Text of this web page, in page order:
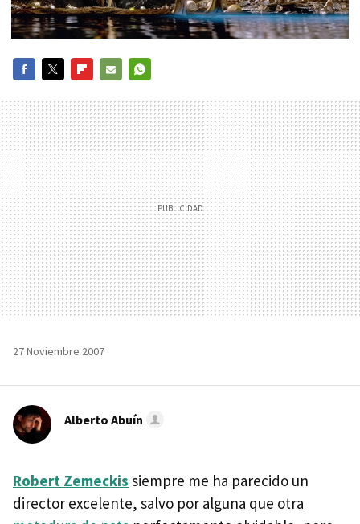
MAIL
27 Noviembre 2007
Alberto Abuín
Robert Zemeckis siempre me ha parecido un
director excelente, salvo por alguna que otra